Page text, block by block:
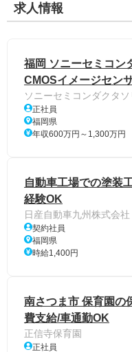
求人情報
福岡 ソニーセミコン
CMOSイメージセン
ソニーセミコンダクタ
正社員
福岡県
年収600万円～1,300万円
自動車工場での塗装
経験OK
日産自動車九州株式会社
契約社員
福岡県
時給1,400円
南さつま市 保育園の
費支給/車通勤OK
正信寺保育園
正社員